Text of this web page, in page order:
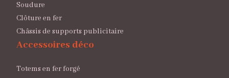
Soudure
Clôture en fer
Châssis de supports publicitaire
Accessoires déco
Totems en fer forgé